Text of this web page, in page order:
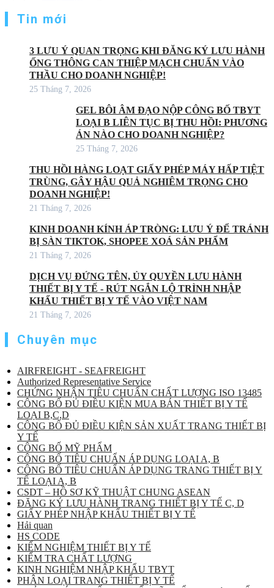
Tin mới
3 LƯU Ý QUAN TRỌNG KHI ĐĂNG KÝ LƯU HÀNH
ỐNG THÔNG CAN THIỆP MẠCH CHUẨN VÀO
THẦU CHO DOANH NGHIỆP!
25 Tháng 7, 2026
GEL BÔI ÂM ĐẠO NỘP CÔNG BỐ TBYT
LOẠI B LIÊN TỤC BỊ THU HỒI: PHƯƠNG
ÁN NÀO CHO DOANH NGHIỆP?
25 Tháng 7, 2026
THU HỒI HÀNG LOẠT GIẤY PHÉP MÁY HẤP TIỆT
TRÙNG, GÂY HẬU QUẢ NGHIÊM TRỌNG CHO
DOANH NGHIỆP!
21 Tháng 7, 2026
KINH DOANH KÍNH ÁP TRÒNG: LƯU Ý ĐỂ TRÁNH
BỊ SÀN TIKTOK, SHOPEE XOÁ SẢN PHẨM
21 Tháng 7, 2026
DỊCH VỤ ĐỨNG TÊN, ỦY QUYỀN LƯU HÀNH
THIẾT BỊ Y TẾ - RÚT NGẮN LỘ TRÌNH NHẬP
KHẨU THIẾT BỊ Y TẾ VÀO VIỆT NAM
21 Tháng 7, 2026
Chuyên mục
AIRFREIGHT - SEAFREIGHT
Authorized Representative Service
CHỨNG NHẬN TIÊU CHUẨN CHẤT LƯỢNG ISO 13485
CÔNG BỐ ĐỦ ĐIỀU KIỆN MUA BÁN THIẾT BỊ Y TẾ
LOẠI B,C,D
CÔNG BỐ ĐỦ ĐIỀU KIỆN SẢN XUẤT TRANG THIẾT BỊ
Y TẾ
CÔNG BỐ MỸ PHẨM
CÔNG BỐ TIÊU CHUẨN ÁP DỤNG LOẠI A, B
CÔNG BỐ TIÊU CHUẨN ÁP DỤNG TRANG THIẾT BỊ Y
TẾ LOẠI A, B
CSDT – HỒ SƠ KỸ THUẬT CHUNG ASEAN
ĐĂNG KÝ LƯU HÀNH TRANG THIẾT BỊ Y TẾ C, D
GIẤY PHÉP NHẬP KHẨU THIẾT BỊ Y TẾ
Hải quan
HS CODE
KIỂM NGHIỆM THIẾT BỊ Y TẾ
KIỂM TRA CHẤT LƯỢNG
KINH NGHIỆM NHẬP KHẨU TBYT
PHÂN LOẠI TRANG THIẾT BỊ Y TẾ